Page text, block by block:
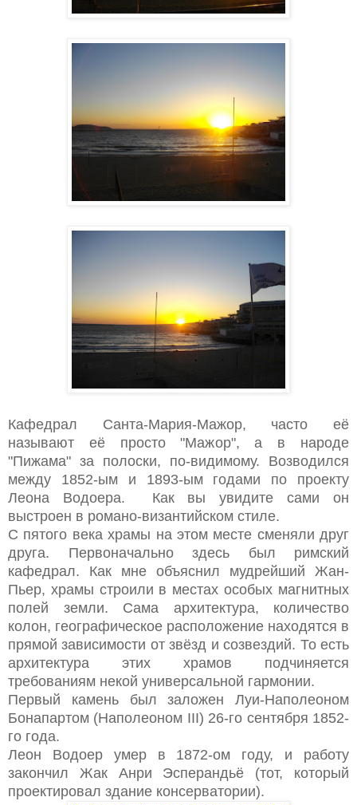
Кафедрал Санта-Мария-Мажор, часто её
называют её просто "Мажор", а в народе
"Пижама" за полоски, по-видимому. Возводился
между 1852-ым и 1893-ым годами по проекту
Леона Водоера. Как вы увидите сами он
выстроен в романо-византийском стиле.
С пятого века храмы на этом месте сменяли друг
друга. Первоначально здесь был римский
кафедрал. Как мне объяснил мудрейший Жан-
Пьер, храмы строили в местах особых магнитных
полей земли. Сама архитектура, количество
колон, географическое расположение находятся в
прямой зависимости от звёзд и созвездий. То есть
архитектура этих храмов подчиняется
требованиям некой универсальной гармонии.
Первый камень был заложен Луи-Наполеоном
Бонапартом (Наполеоном III) 26-го сентября 1852-
го года.
Леон Водоер умер в 1872-ом году, и работу
закончил Жак Анри Эсперандьё (тот, который
проектировал здание консерватории).